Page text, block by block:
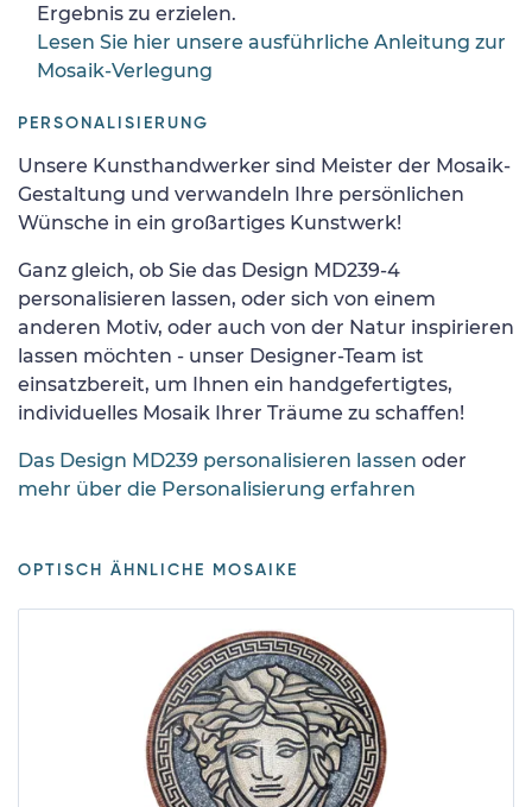
Ergebnis zu erzielen.
Lesen Sie hier unsere ausführliche Anleitung zur
Mosaik-Verlegung
PERSONALISIERUNG
Unsere Kunsthandwerker sind Meister der Mosaik-
Gestaltung und verwandeln Ihre persönlichen
Wünsche in ein großartiges Kunstwerk!
Ganz gleich, ob Sie das Design MD239-4
personalisieren lassen, oder sich von einem
anderen Motiv, oder auch von der Natur inspirieren
lassen möchten - unser Designer-Team ist
einsatzbereit, um Ihnen ein handgefertigtes,
individuelles Mosaik Ihrer Träume zu schaffen!
Das Design MD239 personalisieren lassen oder
mehr über die Personalisierung erfahren
OPTISCH ÄHNLICHE MOSAIKE